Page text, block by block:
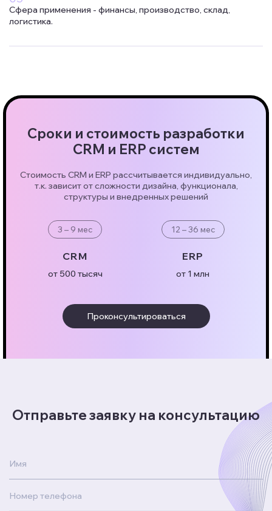
Сфера применения - финансы, производство, склад,
логистика.
Сроки и стоимость разработки
CRM и ERP систем
Стоимость CRM и ERP рассчитывается индивидуально,
т.к. зависит от сложности дизайна, функционала,
структуры и внедренных решений
3 – 9 мес
CRM
от 500 тысяч
12 – 36 мес
ERP
от 1 млн
Проконсультироваться
Отправьте заявку на консультацию
Имя
Номер телефона